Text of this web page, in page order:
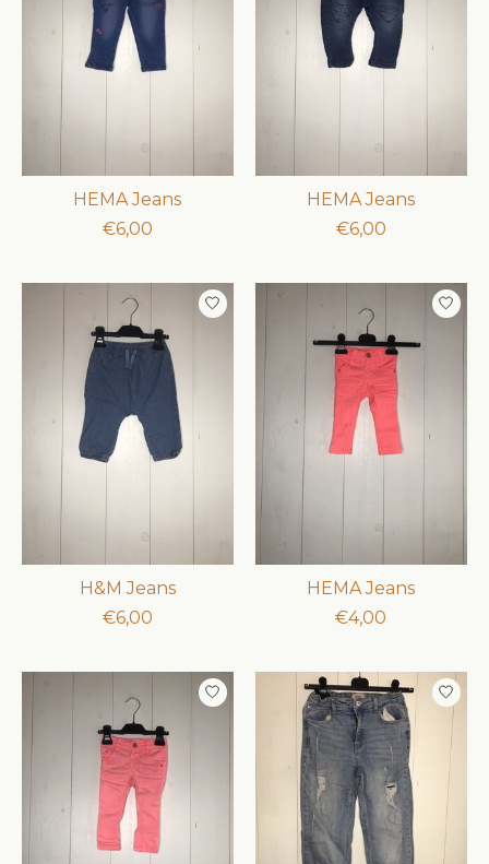
HEMA Jeans
€6,00
HEMA Jeans
€6,00
H&M Jeans
€6,00
HEMA Jeans
€4,00